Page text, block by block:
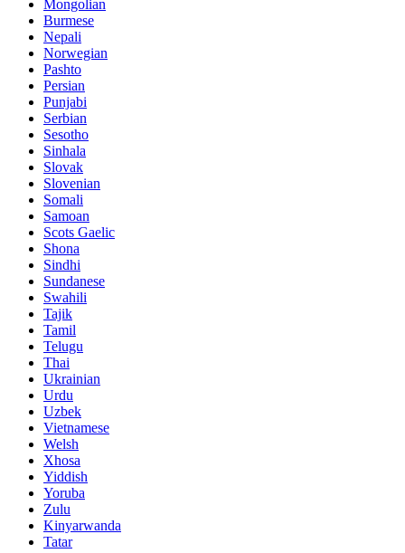
Mongolian
Burmese
Nepali
Norwegian
Pashto
Persian
Punjabi
Serbian
Sesotho
Sinhala
Slovak
Slovenian
Somali
Samoan
Scots Gaelic
Shona
Sindhi
Sundanese
Swahili
Tajik
Tamil
Telugu
Thai
Ukrainian
Urdu
Uzbek
Vietnamese
Welsh
Xhosa
Yiddish
Yoruba
Zulu
Kinyarwanda
Tatar